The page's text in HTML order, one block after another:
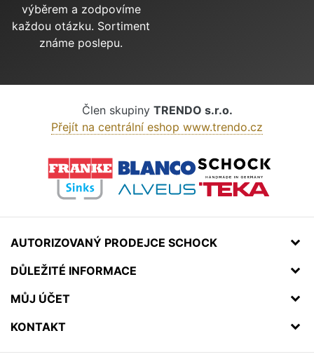
výběrem a zodpovíme
každou otázku. Sortiment
známe poslepu.
Člen skupiny TRENDO s.r.o.
Přejít na centrální eshop www.trendo.cz
AUTORIZOVANÝ PRODEJCE SCHOCK
DŮLEŽITÉ INFORMACE
MŮJ ÚČET
KONTAKT